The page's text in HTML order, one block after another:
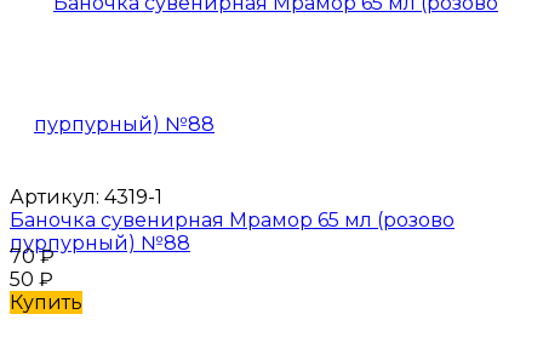
Артикул: 4319-1
Баночка сувенирная Мрамор 65 мл (розово
пурпурный) №88
70₽
50 ₽
Купить